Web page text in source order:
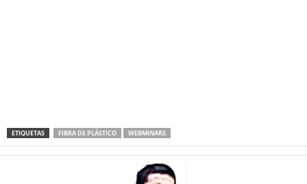
ETIQUETAS FIBRA DE PLÁSTICO WEBMINARS